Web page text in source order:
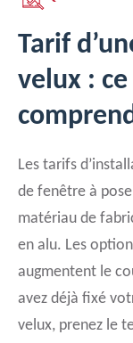
Tarif
velux :
Les tarifs
de fenêtre à
matériau de
en alu. Les
augmentent le
avez déjà fixé
velux, prenez le